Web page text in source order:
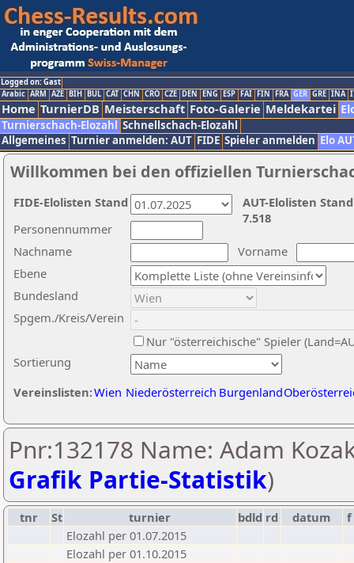
Logged on: Gast
Arabic ARM AZE BIH BUL CAT CHN CRO CZE DEN ENG ESP FAI FIN FRA GER GRE INA
Home TurnierDB Meisterschaft Foto-Galerie Meldekartei
Turnierschach-Elozahl Schnellschach-Elozahl
Allgemeines Turnier anmelden: AUT FIDE Spieler anmelden Elo
Willkommen bei den offiziellen
Nachname
Vorname
Ebene
Sortierung
Personennummer
Bundesland
Spgem./Kreis/Verein
Nur "österreichische" Spieler
Vereinslisten:Wien Niederösterreich Burgenland
AUT-Elolisten
7.518
FIDE-Elolisten Stand
Pnr:132178 Name: Adam
Grafik Partie-Statistik)
tnr St turnier bdld rd datum
f
Elozahl per 01.07.2015
Elozahl per 01.10.2015